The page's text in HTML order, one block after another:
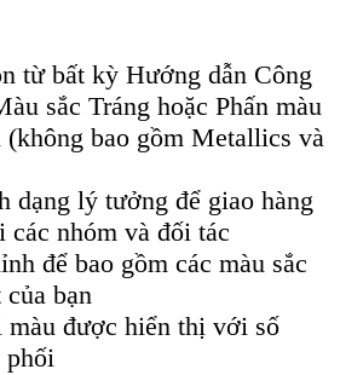
từ bất kỳ Hướng dẫn Công
sắc Tráng hoặc Phấn màu
(không bao gồm Metallics và
dạng lý tưởng để giao hàng
các nhóm và đối tác
để bao gồm các màu sắc
bạn
màu được hiển thị với số
phối